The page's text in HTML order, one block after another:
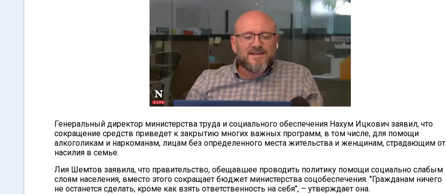
Генеральный директор министерства труда и социального обеспечения Нахум Ицкович заявил, что
сокращение средств приведет к закрытию многих важных программ, в том числе, для помощи
алкоголикам и наркоманам, лицам без определенного места жительства и женщинам, страдающим от
насилия в семье.
Лия Шемтов заявила, что правительство, обещавшее проводить политику помощи социально слабым
слоям населения, вместо этого сокращает бюджет министерства соцобеспечения. "Гражданам ничего
не останется сделать, кроме как взять ответственность на себя", – утверждает она.